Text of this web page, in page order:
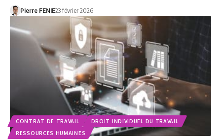
Pierre FENIE23 février 2026
CONTRAT DE TRAVAIL
DROIT INDIVIDUEL DU TRAVAIL
RESSOURCES HUMAINES